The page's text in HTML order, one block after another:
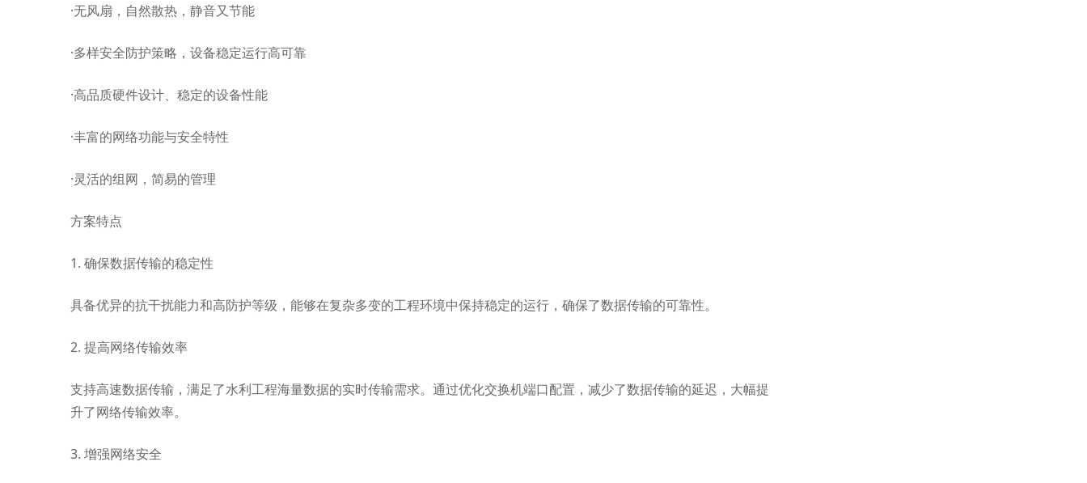
·无风扇，自然散热，静音又节能
·多样安全防护策略，设备稳定运行高可靠
·高品质硬件设计、稳定的设备性能
·丰富的网络功能与安全特性
·灵活的组网，简易的管理
方案特点
1. 确保数据传输的稳定性
具备优异的抗干扰能力和高防护等级，能够在复杂多变的工程环境中保持稳定的运行，确保了数据传输的可靠性。
2. 提高网络传输效率
支持高速数据传输，满足了水利工程海量数据的实时传输需求。通过优化交换机端口配置，减少了数据传输的延迟，大幅提
升了网络传输效率。
3. 增强网络安全